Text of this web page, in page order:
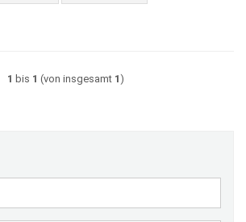
1 bis 1 (von insgesamt 1)